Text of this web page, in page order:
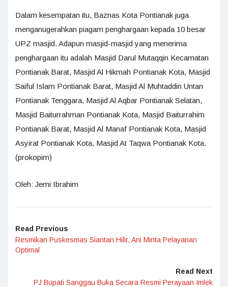
Dalam kesempatan itu, Baznas Kota Pontianak juga
menganugerahkan piagam penghargaan kepada 10 besar
UPZ masjid. Adapun masjid-masjid yang menerima
penghargaan itu adalah Masjid Darul Mutaqqin Kecamatan
Pontianak Barat, Masjid Al Hikmah Pontianak Kota, Masjid
Saiful Islam Pontianak Barat, Masjid Al Muhtaddin Untan
Pontianak Tenggara, Masjid Al Aqbar Pontianak Selatan,
Masjid Baiturrahman Pontianak Kota, Masjid Baiturrahim
Pontianak Barat, Masjid Al Manaf Pontianak Kota, Masjid
Asyirat Pontianak Kota, Masjid At Taqwa Pontianak Kota.
(prokopim)
Oleh: Jemi Ibrahim
Read Previous
Resmikan Puskesmas Siantan Hilir, Ani Minta Pelayanan
Optimal
Read Next
PJ Bupati Sanggau Buka Secara Resmi Perayaan Imlek